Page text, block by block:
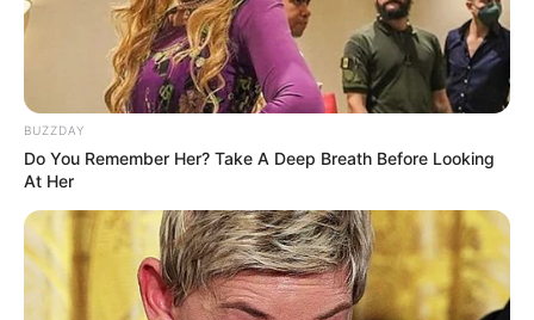
υπηρεσίες του κράτους».
πηγή:magnesianews
το είδαμε στο voicenews
ΣΤΗΡΙΞΤΕ ΤΗΝ ΠΡΟΣΠΑΘΕΙΑ ΜΑΣ.. ΜΗΝ
ΑΦΗΣΕΤΕ ΝΑ ΚΛΕΙΣΕΙ ΑΥΤΟ ΤΟ ΙΣΤΟΛΟΓΙΟ…
ΒΟΗΘΕΙΣΤΕ ΜΑΣ ΚΑΝΟΝΤΑΣ ΜΙΑ
ΔΩΡΕΑ
ΠΑΤΗΣΤΕ ΤΟ ΚΟΥΜΠΙ “DONATE”
ΠΑΡΑΚΑΤΩ(απλά εδώ να τονίσω ότι για να
BUZZDAY
Do You Remember Her? Take A Deep Breath Before Looking
At Her